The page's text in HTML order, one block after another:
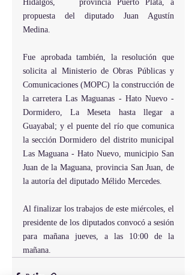
Hidalgos,    provincia Puerto Plata, a
propuesta del diputado Juan Agustín
Medina.
Fue aprobada también, la resolución que
solicita al Ministerio de Obras Públicas y
Comunicaciones (MOPC) la construcción de
la carretera Las Maguanas - Hato Nuevo -
Dormidero, La Meseta hasta llegar a
Guayabal; y el puente del río que comunica
la sección Dormidero del distrito municipal
Las Maguana - Hato Nuevo, municipio San
Juan de la Maguana, provincia San Juan, de
la autoría del diputado Mélido Mercedes.
Al finalizar los trabajos de este miércoles, el
presidente de los diputados convocó a sesión
para mañana jueves, a las 10:00 de la
mañana.